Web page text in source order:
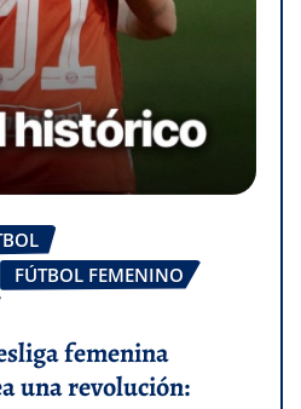
FÚTBOL FEMENINO
femenina
una revolución: